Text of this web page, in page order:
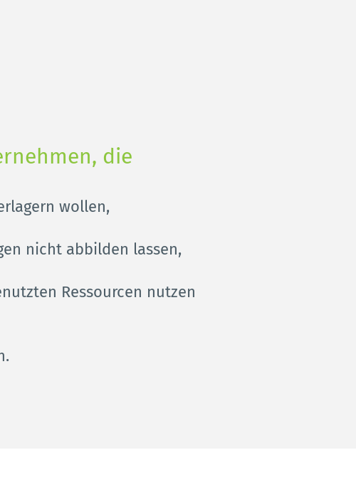
die
wollen,
nicht abbilden lassen,
Ressourcen nutzen